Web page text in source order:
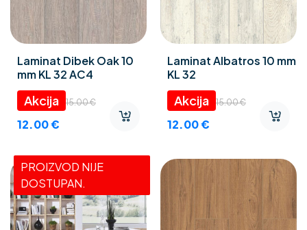
Laminat Dibek Oak 10
mm KL 32 AC4
15.00€
12.00€
Laminat Albatros 10 mm
KL 32
15.00€
12.00€
PROIZVOD NIJE
DOSTUPAN.